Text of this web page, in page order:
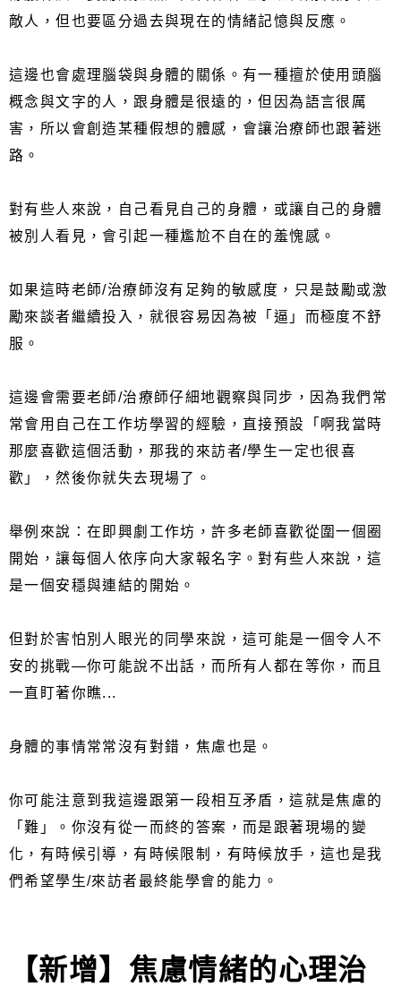
敵人，但也要區分過去與現在的情緒記憶與反應。
這邊也會處理腦袋與身體的關係。有一種擅於使用頭腦
概念與文字的人，跟身體是很遠的，但因為語言很厲
害，所以會創造某種假想的體感，會讓治療師也跟著迷
路。
對有些人來說，自己看見自己的身體，或讓自己的身體
被別人看見，會引起一種尷尬不自在的羞愧感。
如果這時老師/治療師沒有足夠的敏感度，只是鼓勵或激
勵來談者繼續投入，就很容易因為被「逼」而極度不舒
服。
這邊會需要老師/治療師仔細地觀察與同步，因為我們常
常會用自己在工作坊學習的經驗，直接預設「啊我當時
那麼喜歡這個活動，那我的來訪者/學生一定也很喜
歡」，然後你就失去現場了。
舉例來說：在即興劇工作坊，許多老師喜歡從圍一個圈
開始，讓每個人依序向大家報名字。對有些人來說，這
是一個安穩與連結的開始。
但對於害怕別人眼光的同學來說，這可能是一個令人不
安的挑戰—你可能說不出話，而所有人都在等你，而且
一直盯著你瞧...
身體的事情常常沒有對錯，焦慮也是。
你可能注意到我這邊跟第一段相互矛盾，這就是焦慮的
「難」。你沒有從一而終的答案，而是跟著現場的變
化，有時候引導，有時候限制，有時候放手，這也是我
們希望學生/來訪者最終能學會的能力。
【新增】焦慮情緒的心理治